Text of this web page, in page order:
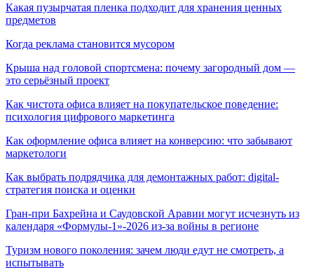
Какая пузырчатая пленка подходит для хранения ценных
предметов
Когда реклама становится мусором
Крыша над головой спортсмена: почему загородный дом —
это серьёзный проект
Как чистота офиса влияет на покупательское поведение:
психология цифрового маркетинга
Как оформление офиса влияет на конверсию: что забывают
маркетологи
Как выбрать подрядчика для демонтажных работ: digital-
стратегия поиска и оценки
Гран-при Бахрейна и Саудовской Аравии могут исчезнуть из
календаря «Формулы-1»-2026 из-за войны в регионе
Туризм нового поколения: зачем люди едут не смотреть, а
испытывать